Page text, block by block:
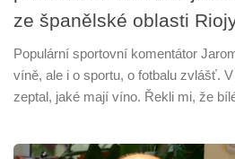
ze španělské oblasti
Populární sportovní komentátor
víně, ale i o sportu, o fotbalu zvlášť.
zeptal, jaké mají víno. Řekli mi, že